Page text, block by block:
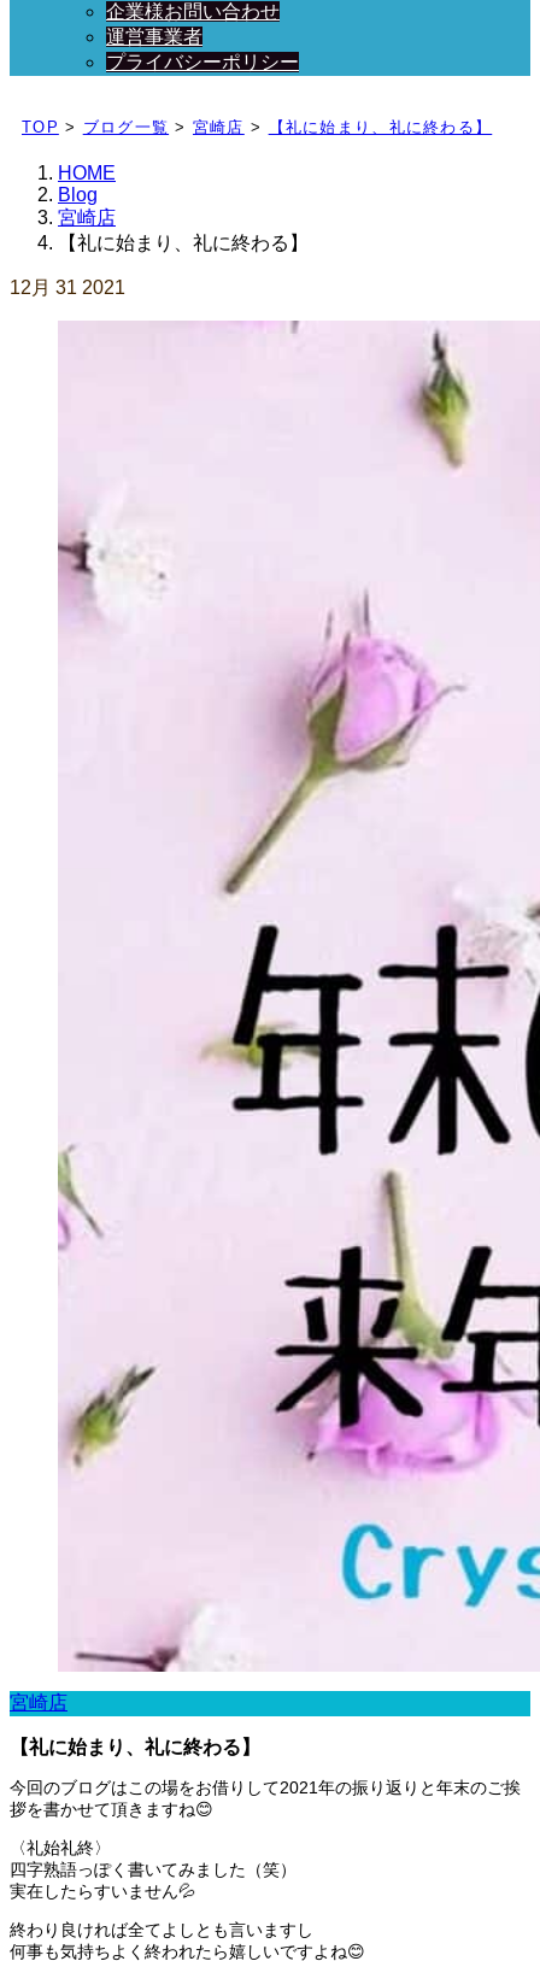
企業様お問い合わせ
運営事業者
プライバシーポリシー
日々、ブログを更新中！
TOP > ブログ一覧 > 宮崎店 > 【礼に始まり、礼に終わる】
HOME
Blog
宮崎店
【礼に始まり、礼に終わる】
12月 31 2021
宮崎店
【礼に始まり、礼に終わる】
今回のブログはこの場をお借りして2021年の振り返りと年末のご挨
拶を書かせて頂きますね😊
〈礼始礼終〉
四字熟語っぽく書いてみました（笑）
実在したらすいません💦
終わり良ければ全てよしとも言いますし
何事も気持ちよく終われたら嬉しいですよね😊